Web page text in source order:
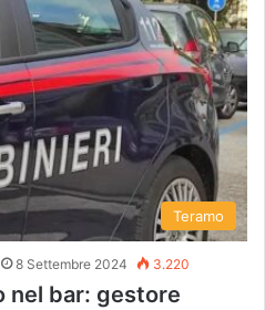
Teramo
8 Settembre 2024 3.220
nel bar: gestore